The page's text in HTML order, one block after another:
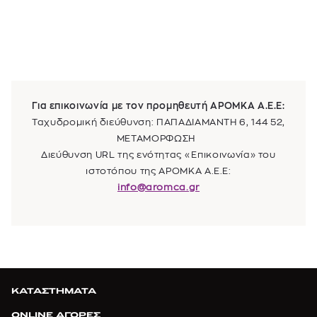
Για επικοινωνία με τον προμηθευτή ΑΡΟΜΚΑ Α.Ε.Ε:
Ταχυδρομική διεύθυνση: ΠΑΠΑΔΙΑΜΑΝΤΗ 6, 144 52,
ΜΕΤΑΜΟΡΦΩΣΗ
Διεύθυνση URL της ενότητας «Επικοινωνία» του
ιστοτόπου της ΑΡΟΜΚΑ Α.Ε.Ε:
info@aromca.gr
ΚΑΤΑΣΤΗΜΑΤΑ
ONLINE ΑΓΟΡΕΣ